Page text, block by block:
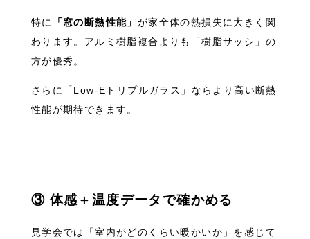
特に 「窓の断熱性能」 が家全体の熱損失に大きく関
わります。アルミ樹脂複合よりも「樹脂サッシ」の
方が優秀。
さらに「Low-Eトリプルガラス」ならより高い断熱
性能が期待できます。
③ 体感＋温度データで確かめる
見学会では「室内がどのくらい暖かいか」を感じて